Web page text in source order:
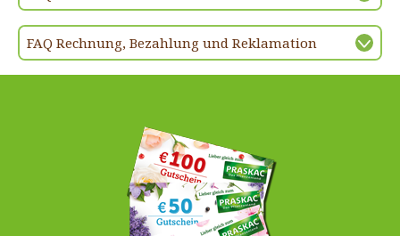
FAQ Rechnung, Bezahlung und Reklamation